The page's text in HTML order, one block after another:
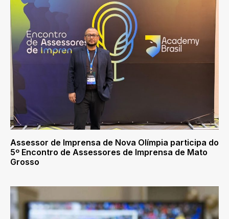
Assessor de Imprensa de Nova Olímpia participa do
5º Encontro de Assessores de Imprensa de Mato
Grosso